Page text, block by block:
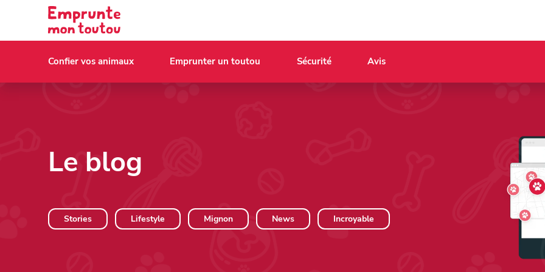
Confier vos animaux Emprunter un toutou Sécurité Avis
Le blog
Stories Lifestyle Mignon News Incroyable